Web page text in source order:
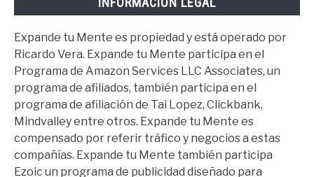
Expande tu Mente es propiedad y está operado por
Ricardo Vera. Expande tu Mente participa en el
Programa de Amazon Services LLC Associates, un
programa de afiliados, también participa en el
programa de afiliación de Tai Lopez, Clickbank,
Mindvalley entre otros. Expande tu Mente es
compensado por referir tráfico y negocios a estas
compañías. Expande tu Mente también participa
Ezoic un programa de publicidad diseñado para